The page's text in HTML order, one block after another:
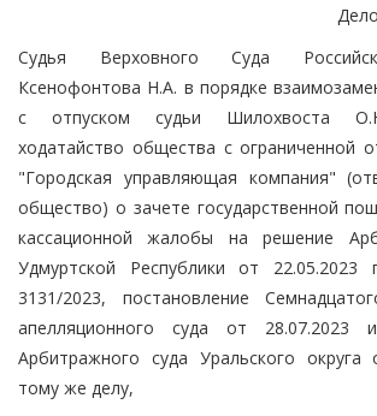
Судья Верховного Суда
Ксенофонтова Н.А. в порядке
с отпуском судьи Шилохвоста
ходатайство общества с ограниченной
"Городская управляющая компания"
общество) о зачете государственной
кассационной жалобы на решение
Удмуртской Республики от
3131/2023, постановление
апелляционного суда от 28.07.2023
Арбитражного суда Уральского округа
тому же делу,